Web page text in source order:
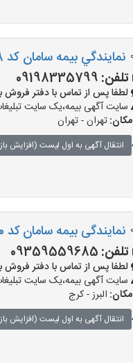
نمايندگي بيمه سامان كد 41218
تلفن: 09198335799
لطفا پس از تماس با دفتر فروش بیمه
سایت آگهی بیمه،یک سایت
مکان:تهران - تهران
انتقال آگهی به اول لیست (افزایش
نمایندگی بیمه سامان کد 517050
تلفن: 09359559685
لطفا پس از تماس با دفتر فروش بیمه
سایت آگهی بیمه،یک سایت
مکان: البرز - کرج
انتقال آگهی به اول لیست (افزایش